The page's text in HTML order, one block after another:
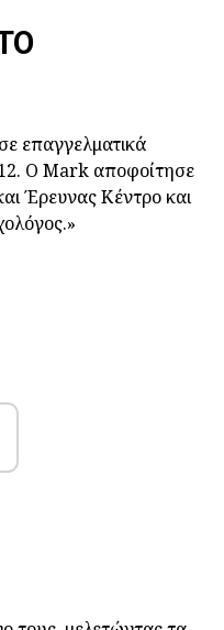
επαγγελματικά
Ο Mark αποφοίτησε
Έρευνας Κέντρο και